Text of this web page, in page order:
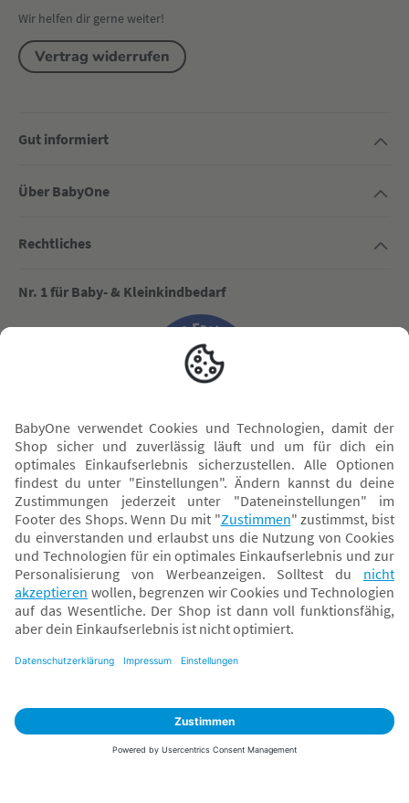
Wir helfen dir gerne weiter!
Vertrag widerrufen
Gut informiert
Über BabyOne
Rechtliches
Nr. 1 für Baby- & Kleinkindbedarf